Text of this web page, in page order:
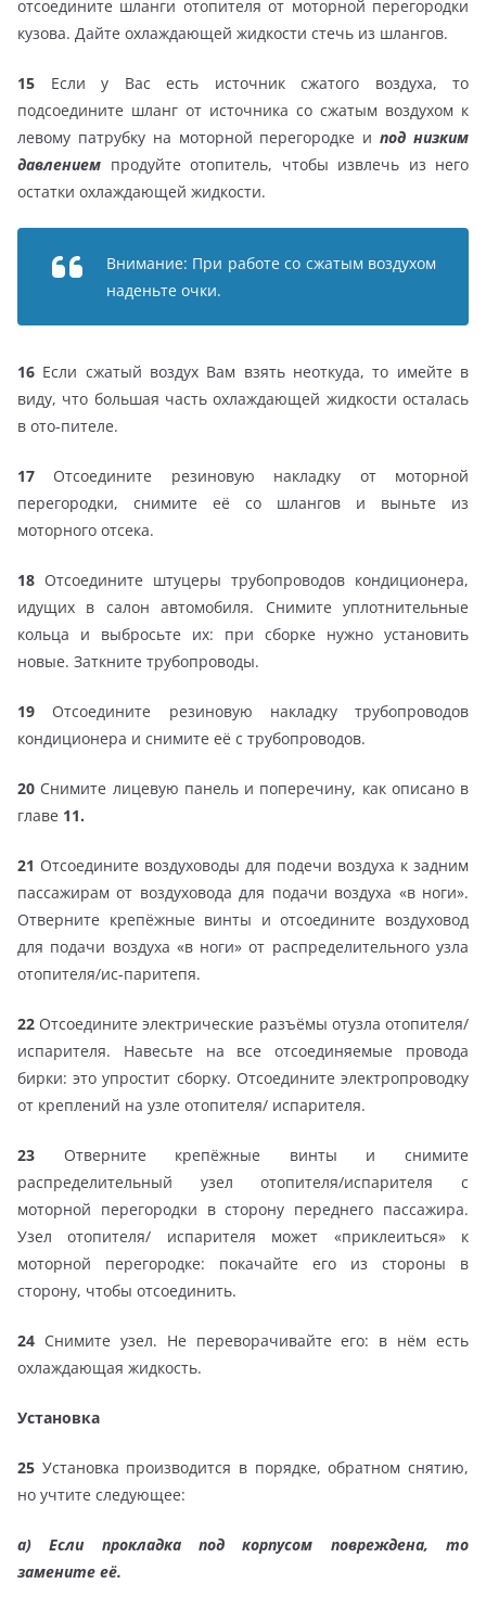
отсоедините шланги отопителя от моторной перегородки
кузова. Дайте охлаждающей жидкости стечь из шлангов.
15 Если у Вас есть источник сжатого воздуха, то
подсоедините шланг от источника со сжатым воздухом к
левому патрубку на моторной перегородке ипод низким
давлением продуйте отопитель, чтобы извлечь из него
остатки охлаждающей жидкости.
Внимание: При работе со сжатым воздухом
наденьте очки.
16 Если сжатый воздух Вам взять неоткуда, то имейте в
виду, что большая часть охлаждающей жидкости осталась
в ото-пителе.
17 Отсоедините резиновую накладку от моторной
перегородки, снимите её со шлангов и выньте из
моторного отсека.
18 Отсоедините штуцеры трубопроводов кондиционера,
идущих в салон автомобиля. Снимите уплотнительные
кольца и выбросьте их: при сборке нужно установить
новые. Заткните трубопроводы.
19 Отсоедините резиновую накладку трубопроводов
кондиционера и снимите её с трубопроводов.
20 Снимите лицевую панель и поперечину, как описано в
главе 11.
21 Отсоедините воздуховоды для подечи воздуха к задним
пассажирам от воздуховода для подачи воздуха «в ноги».
Отверните крепёжные винты и отсоедините воздуховод
для подачи воздуха «в ноги» от распределительного узла
отопителя/ис-паритепя.
22 Отсоедините электрические разъёмы отузла отопителя/
испарителя. Навесьте на все отсоединяемые провода
бирки: это упростит сборку. Отсоедините электропроводку
от креплений на узле отопителя/ испарителя.
23 Отверните крепёжные винты и снимите
распределительный узел отопителя/испарителя с
моторной перегородки в сторону переднего пассажира.
Узел отопителя/ испарителя может «приклеиться» к
моторной перегородке: покачайте его из стороны в
сторону, чтобы отсоединить.
24 Снимите узел. Не переворачивайте его: в нём есть
охлаждающая жидкость.
Установка
25 Установка производится в порядке, обратном снятию,
но учтите следующее:
а)
Если прокладка под корпусом повреждена, то
замените её.